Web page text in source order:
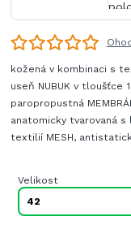
kožená v kombinaci s
useň NUBUK v tloušťce
paropropustná
anatomicky tvarovaná
textilií MESH,
Velikost